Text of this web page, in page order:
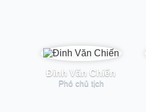
Đinh Văn Chiến
Phó chủ tịch